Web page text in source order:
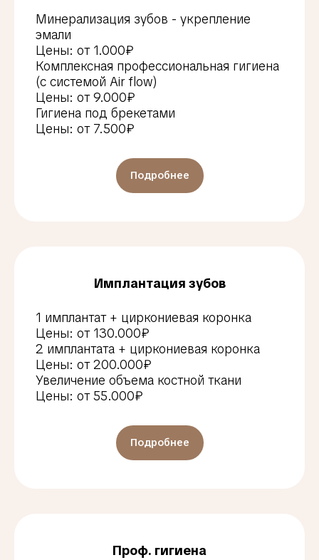
Минерализация зубов - укрепление
эмали
Цены: от 1.000₽
Комплексная профессиональная гигиена
(с системой Air flow)
Цены: от 9.000₽
Гигиена под брекетами
Цены: от 7.500₽
Подробнее
Имплантация зубов
1 имплантат + циркониевая коронка
Цены: от 130.000₽
2 имплантата + циркониевая коронка
Цены: от 200.000₽
Увеличение объема костной ткани
Цены: от 55.000₽
Подробнее
Проф. гигиена